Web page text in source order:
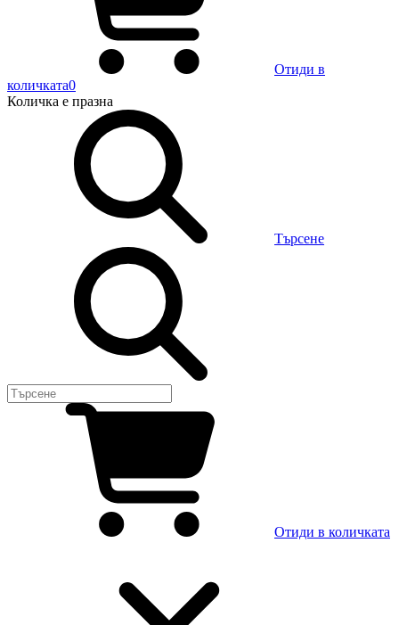
Отиди в
количката0
Количка е празна
Търсене
Отиди в количката